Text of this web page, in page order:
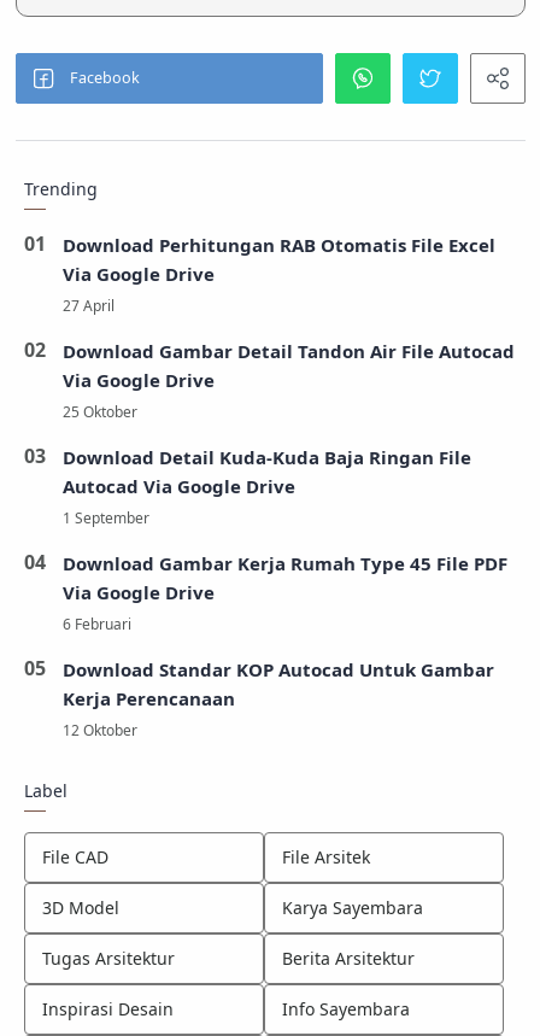
Trending
Download Perhitungan RAB Otomatis File Excel
Via Google Drive
Download Gambar Detail Tandon Air File Autocad
Via Google Drive
Download Detail Kuda-Kuda Baja Ringan File
Autocad Via Google Drive
Download Gambar Kerja Rumah Type 45 File PDF
Via Google Drive
Download Standar KOP Autocad Untuk Gambar
Kerja Perencanaan
Label
File CAD File Arsitek
3D Model Karya Sayembara
Tugas Arsitektur Berita Arsitektur
Inspirasi Desain Info Sayembara